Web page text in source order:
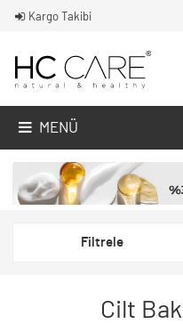
Kargo Takibi
MENÜ
Filtrele
Cilt